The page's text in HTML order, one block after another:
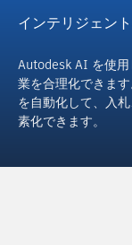
インテリジェン
Autodesk AI を使
業を合理化できま
を自動化して、入
素化できます。